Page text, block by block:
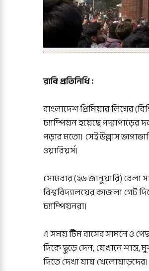
রাবি প্রতিনিধি :
বাংলাদেশ প্রিমিয়ার লিগের
চ্যাম্পিয়ন হয়েছে পদ্মাপাড়ের
পড়ার মতো। সেই উল্লাস
ওয়ারিয়র্স।
সোমবার (২৬ জানুয়ারি) বেলা
বিশ্ববিদ্যালয়ের কাজলা গেট
চ্যাম্পিয়নরা।
এ সময় টিম বাসের সামনে ও
দিকে ছুড়ে দেন, যেখানে
দিতে দেখা যায় খেলোয়াড়দের।